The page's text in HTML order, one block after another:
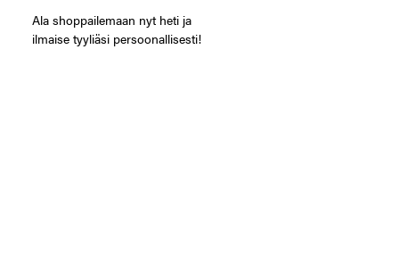
Ala shoppailemaan nyt heti ja
ilmaise tyyliäsi persoonallisesti!